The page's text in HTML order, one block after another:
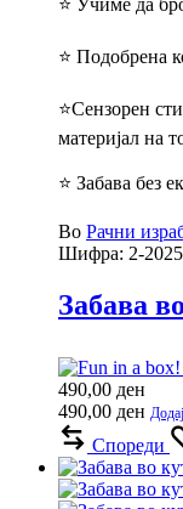
⭐ Учиме да
⭐ Подобрена
⭐Сензорен
материјал на
⭐ Забава без
Во Рачни
Шифра: 2-2025
Забава
490,00 ден
490,00 ден
Спореди